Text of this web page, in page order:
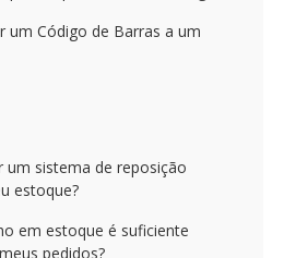
um Código de Barras a um
um sistema de reposição
estoque?
em estoque é suficiente
pedidos?